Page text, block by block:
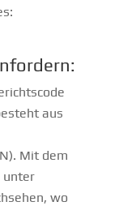
aus
Mit dem
unter
wo